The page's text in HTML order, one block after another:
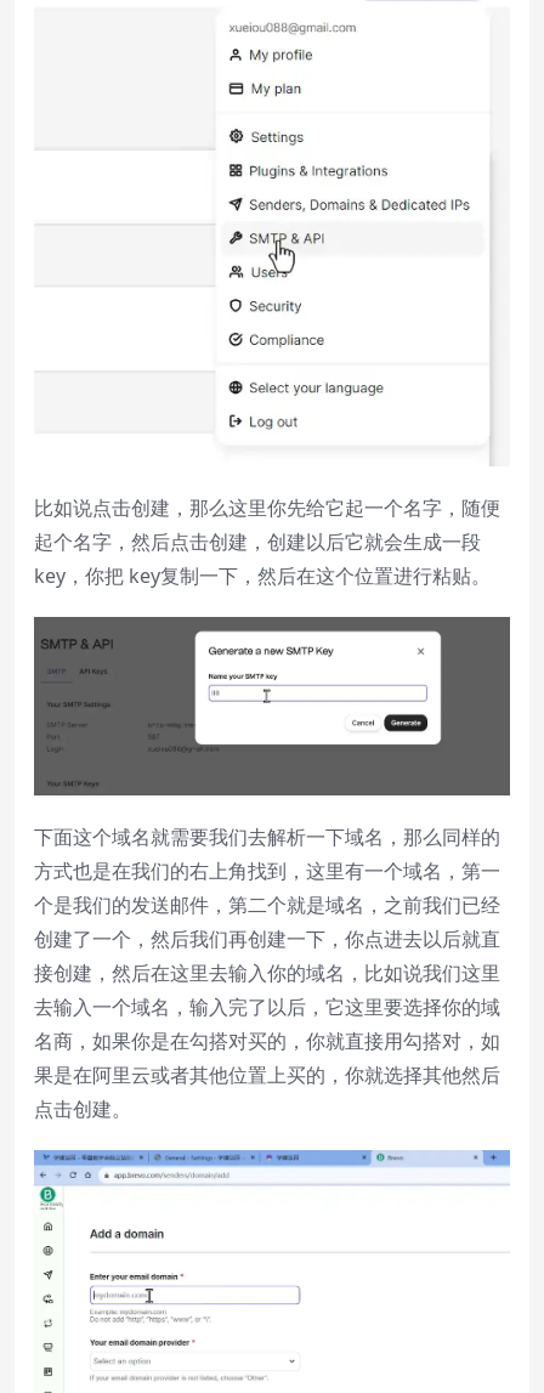
比如说点击创建，那么这里你先给它起一个名字，随便
起个名字，然后点击创建，创建以后它就会生成一段
key，你把 key复制一下，然后在这个位置进行粘贴。
下面这个域名就需要我们去解析一下域名，那么同样的
方式也是在我们的右上角找到，这里有一个域名，第一
个是我们的发送邮件，第二个就是域名，之前我们已经
创建了一个，然后我们再创建一下，你点进去以后就直
接创建，然后在这里去输入你的域名，比如说我们这里
去输入一个域名，输入完了以后，它这里要选择你的域
名商，如果你是在勾搭对买的，你就直接用勾搭对，如
果是在阿里云或者其他位置上买的，你就选择其他然后
点击创建。